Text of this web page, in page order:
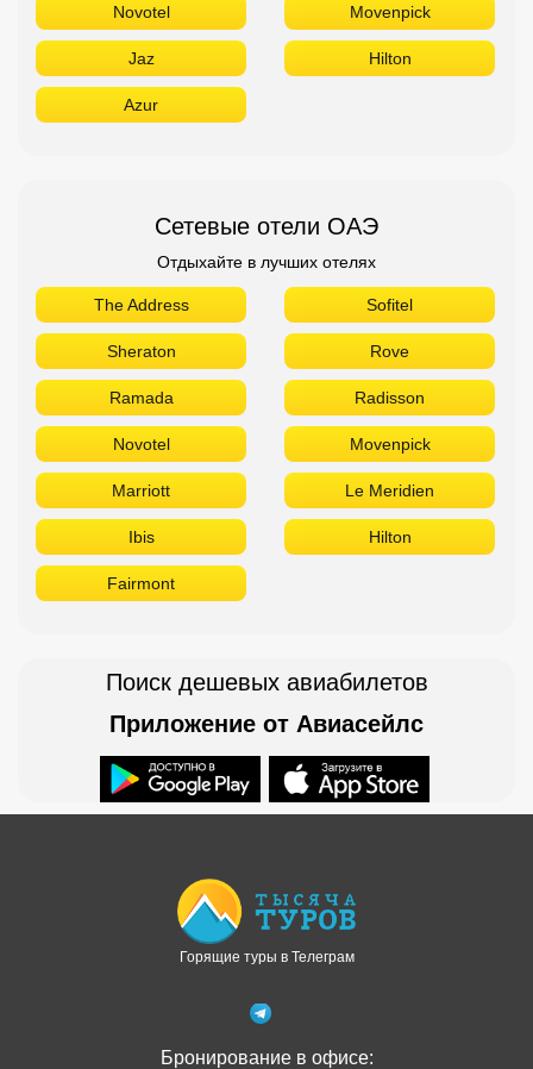
Novotel Movenpick
Jaz Hilton
Azur
Сетевые отели ОАЭ
Отдыхайте в лучших отелях
The Address Sofitel
Sheraton Rove
Ramada Radisson
Novotel Movenpick
Marriott Le Meridien
Ibis Hilton
Fairmont
Поиск дешевых авиабилетов
Приложение от Авиасейлс
Горящие туры в Телеграм
Бронирование в офисе: